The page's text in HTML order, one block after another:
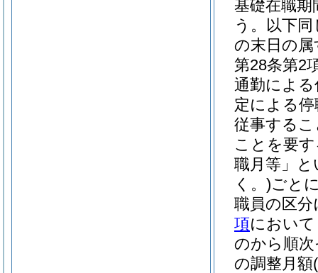
基礎在職期
う。以下同
の末日の
第28条第2
通勤によ
定による
従事する
ことを要
職月等」と
く。)ごと
職員の区
項におい
のから順
の調整月額